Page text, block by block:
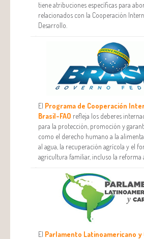
tiene atribuciones específicas para
relacionados con la Cooperación
Desarrollo.
El Programa de Cooperación
Brasil-FAO refleja los deberes
para la protección, promoción y
como el derecho humano a la
al agua, la recuperación agrícola y el
agricultura familiar, incluso la reforma
El Parlamento Latinoamericano y